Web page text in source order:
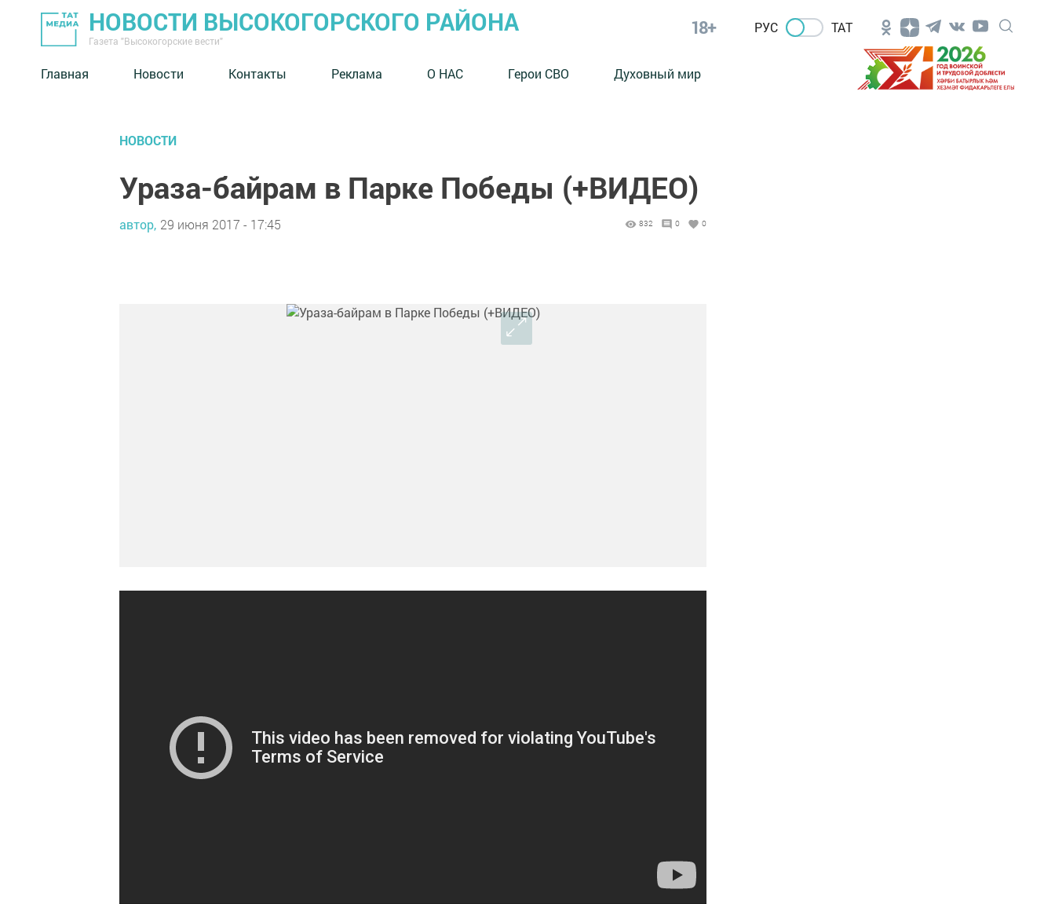
НОВОСТИ ВЫСОКОГОРСКОГО РАЙОНА
Газета "Высокогорские вести"
18+ РУС ТАТ
Главная Новости Контакты Реклама О НАС Герои СВО Духовный мир
НОВОСТИ
Ураза-байрам в Парке Победы (+ВИДЕО)
автор, 29 июня 2017 - 17:45 832 0 0